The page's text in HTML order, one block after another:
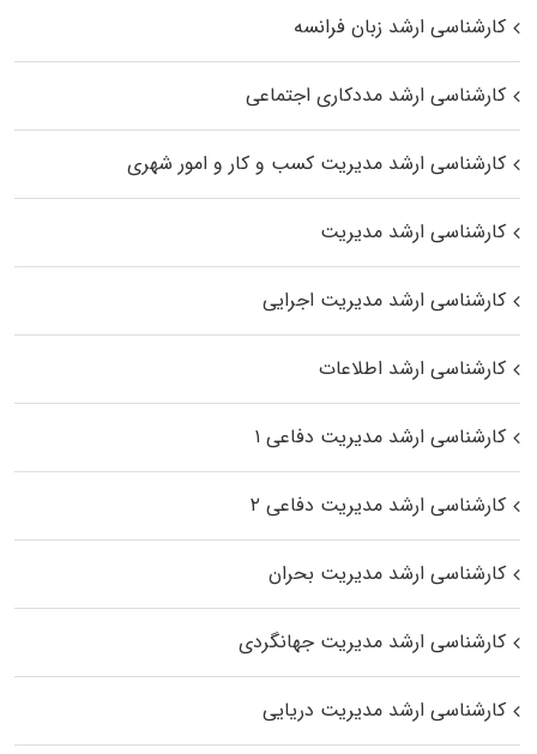
کارشناسی ارشد زبان فرانسه
کارشناسی ارشد مددکاری اجتماعی
کارشناسی ارشد مدیریت کسب و کار و امور شهری
کارشناسی ارشد مدیریت
کارشناسی ارشد مدیریت اجرایی
کارشناسی ارشد اطلاعات
کارشناسی ارشد مدیریت دفاعی ۱
کارشناسی ارشد مدیریت دفاعی ۲
کارشناسی ارشد مدیریت بحران
کارشناسی ارشد مدیریت جهانگردی
کارشناسی ارشد مدیریت دریایی